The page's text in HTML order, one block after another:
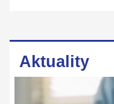
Aktuality